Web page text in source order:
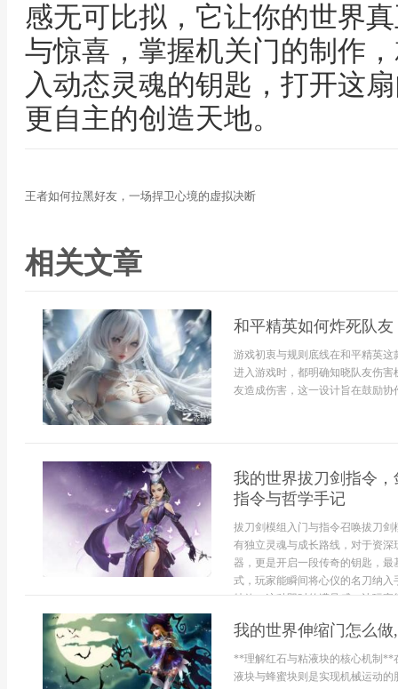
感无可比拟，它让你的世界
与惊喜，掌握机关门的制作
入动态灵魂的钥匙，打开这
更自主的创造天地。
王者如何拉黑好友，一场捍卫心境的虚拟决断
相关文章
和平精英如何炸死队
游戏初衷与规则底线在和平精英
进入游戏时，都明确知晓队友伤
友造成伤害，这一设计旨在鼓励协
我的世界拔刀剑指令
指令与哲学手记
拔刀剑模组入门与指令召唤拔刀
有独立灵魂与成长路线，对于资
器，更是开启一段传奇的钥匙，
式，玩家能瞬间将心仪的名刀纳
特效，这种即时的满足感，让玩家
我的世界伸缩门怎么
**理解红石与粘液块的核心机制**
液块与蜂蜜块则是实现机械运动